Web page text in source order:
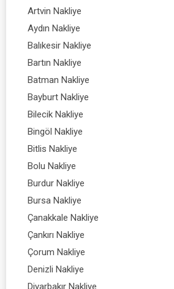
Artvin Nakliye
Aydın Nakliye
Balıkesir Nakliye
Bartın Nakliye
Batman Nakliye
Bayburt Nakliye
Bilecik Nakliye
Bingöl Nakliye
Bitlis Nakliye
Bolu Nakliye
Burdur Nakliye
Bursa Nakliye
Çanakkale Nakliye
Çankırı Nakliye
Çorum Nakliye
Denizli Nakliye
Diyarbakır Nakliye